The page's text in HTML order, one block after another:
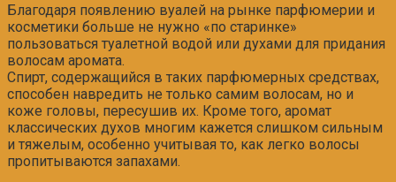
Благодаря появлению вуалей на рынке парфюмерии и
косметики больше не нужно «по старинке»
пользоваться туалетной водой или духами для придания
волосам аромата.
Спирт, содержащийся в таких парфюмерных средствах,
способен навредить не только самим волосам, но и
коже головы, пересушив их. Кроме того, аромат
классических духов многим кажется слишком сильным
и тяжелым, особенно учитывая то, как легко волосы
пропитываются запахами.